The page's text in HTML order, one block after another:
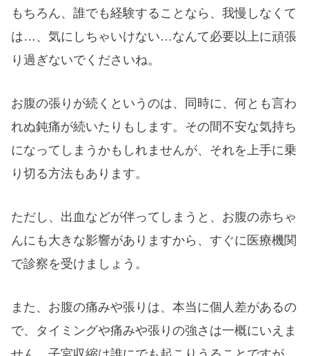
もちろん、誰でも経験することなら、我慢しなくて
は…、気にしちゃいけない…なんて必要以上に頑張
り過ぎないでくださいね。
お腹の張りが続くというのは、同時に、何とも言わ
れぬ鈍痛が続いたりもします。その間不安な気持ち
になってしまうかもしれませんが、それを上手に乗
り切る方法もあります。
ただし、出血などが伴ってしまうと、お腹の赤ちゃ
んにも大きな影響がありますから、すぐに医療機関
で診察を受けましょう。
また、お腹の痛みや張りは、本当に個人差があるの
で、タイミングや痛みや張りの強さは一概にいえま